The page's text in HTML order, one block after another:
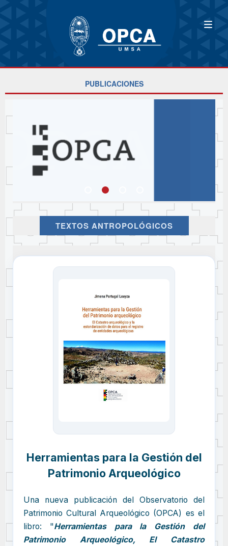
PUBLICACIONES
TEXTOS ANTROPOLÓGICOS
Herramientas para la Gestión del
Patrimonio Arqueológico
Una nueva publicación del Observatorio del
Patrimonio Cultural Arqueológico (OPCA) es el
libro: "Herramientas para la Gestión del
Patrimonio Arqueológico, El Catastro